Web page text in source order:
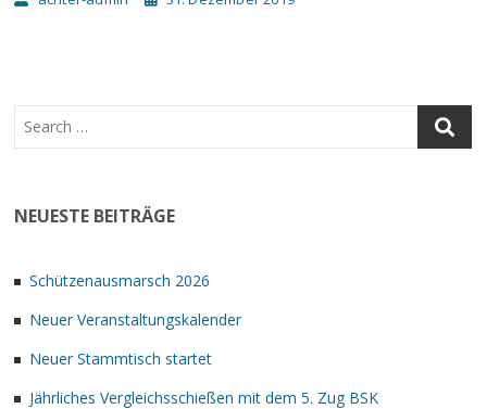
NEUESTE BEITRÄGE
Schützenausmarsch 2026
Neuer Veranstaltungskalender
Neuer Stammtisch startet
Jährliches Vergleichsschießen mit dem 5. Zug BSK